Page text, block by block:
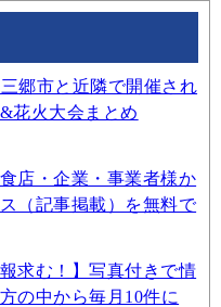
三郷市と近隣で開催され
花火大会まとめ
店・企業・事業者様か
（記事掲載）を無料で
求む！】写真付きで情
の中から毎月10件に